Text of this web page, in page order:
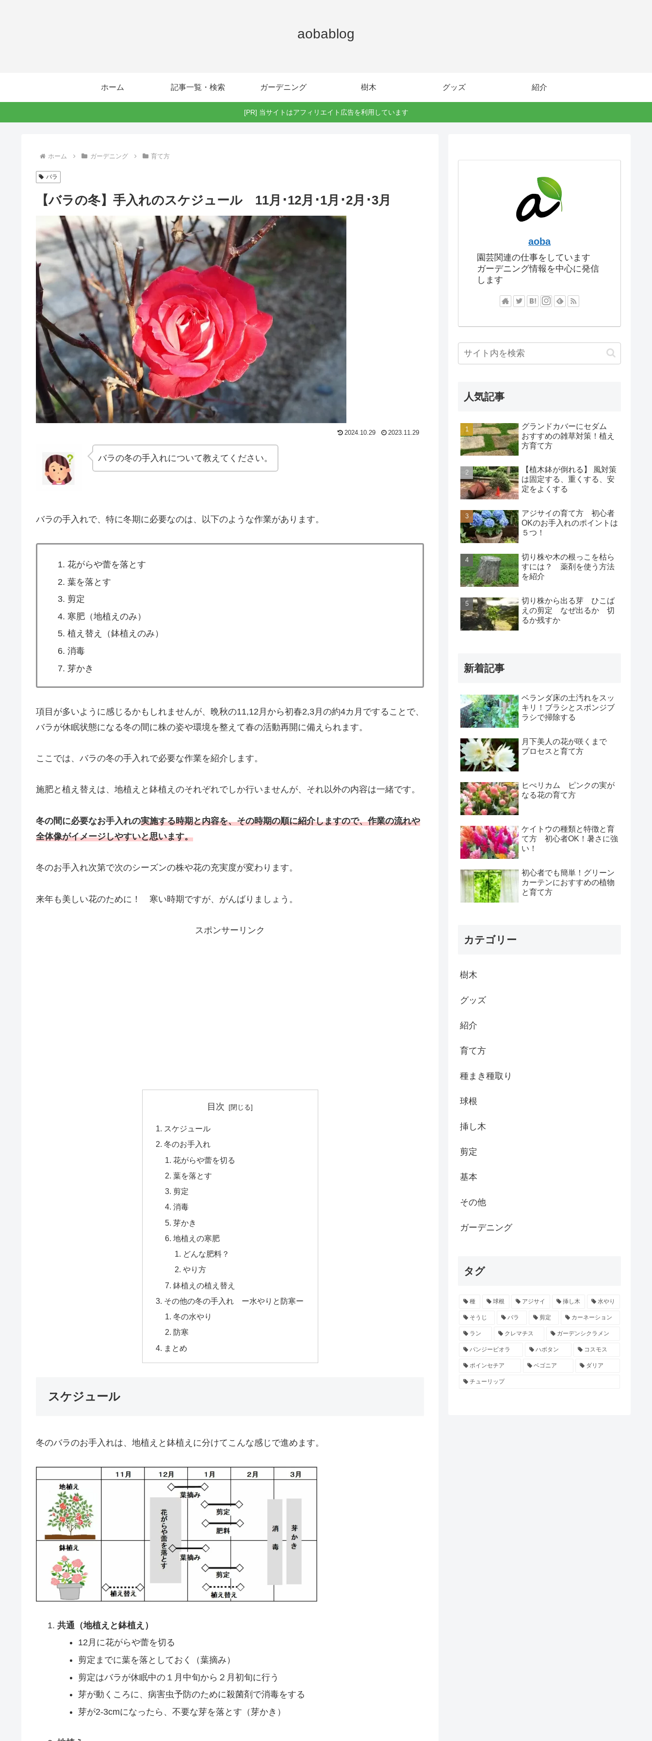
aobablog
ホーム 記事一覧・検索 ガーデニング 樹木 グッズ 紹介
[PR] 当サイトはアフィリエイト広告を利用しています
ホーム ガーデニング 育て方
バラ
【バラの冬】手入れのスケジュール 11月･12月･1月･2月･3月
2024.10.29 2023.11.29
バラの冬の手入れについて教えてください。
バラの手入れで、特に冬期に必要なのは、以下のような作業があります。
花がらや蕾を落とす
葉を落とす
剪定
寒肥（地植えのみ）
植え替え（鉢植えのみ）
消毒
芽かき
項目が多いように感じるかもしれませんが、晩秋の11,12月から初春2,3月の約4カ月ですることで、
バラが休眠状態になる冬の間に株の姿や環境を整えて春の活動再開に備えられます。
ここでは、バラの冬の手入れで必要な作業を紹介します。
施肥と植え替えは、地植えと鉢植えのそれぞれでしか行いませんが、それ以外の内容は一緒です。
冬の間に必要なお手入れの実施する時期と内容を、その時期の順に紹介しますので、作業の流れや
全体像がイメージしやすいと思います。
冬のお手入れ次第で次のシーズンの株や花の充実度が変わります。
来年も美しい花のために！ 寒い時期ですが、がんばりましょう。
スポンサーリンク
目次
スケジュール
冬のお手入れ
花がらや蕾を切る
葉を落とす
剪定
消毒
芽かき
地植えの寒肥
どんな肥料？
やり方
鉢植えの植え替え
その他の冬の手入れ ー水やりと防寒ー
冬の水やり
防寒
まとめ
スケジュール
冬のバラのお手入れは、地植えと鉢植えに分けてこんな感じで進めます。
共通（地植えと鉢植え）
12月に花がらや蕾を切る
剪定までに葉を落としておく（葉摘み）
剪定はバラが休眠中の１月中旬から２月初旬に行う
芽が動くころに、病害虫予防のために殺菌剤で消毒をする
芽が2-3cmになったら、不要な芽を落とす（芽かき）
aoba
園芸関連の仕事をしています
ガーデニング情報を中心に発信
します
人気記事
グランドカバーにセダム
おすすめの雑草対策！植え
方育て方
【植木鉢が倒れる】 風対策
は固定する、重くする、安
定をよくする
アジサイの育て方 初心者
OKのお手入れのポイントは
５つ！
切り株や木の根っこを枯ら
すには？ 薬剤を使う方法
を紹介
切り株から出る芽 ひこば
えの剪定 なぜ出るか 切
るか残すか
新着記事
ベランダ床の土汚れをスッ
キリ！ブラシとスポンジブ
ラシで掃除する
月下美人の花が咲くまで
プロセスと育て方
ヒぺリカム ピンクの実が
なる花の育て方
ケイトウの種類と特徴と育
て方 初心者OK！暑さに強
い！
初心者でも簡単！グリーン
カーテンにおすすめの植物
と育て方
カテゴリー
樹木
グッズ
紹介
育て方
種まき種取り
球根
挿し木
剪定
基本
その他
ガーデニング
タグ
種 球根 アジサイ 挿し木 水やり
そうじ バラ 剪定 カーネーション
ラン クレマチス ガーデンシクラメン
パンジービオラ ハボタン コスモス
ポインセチア ベゴニア ダリア
チューリップ